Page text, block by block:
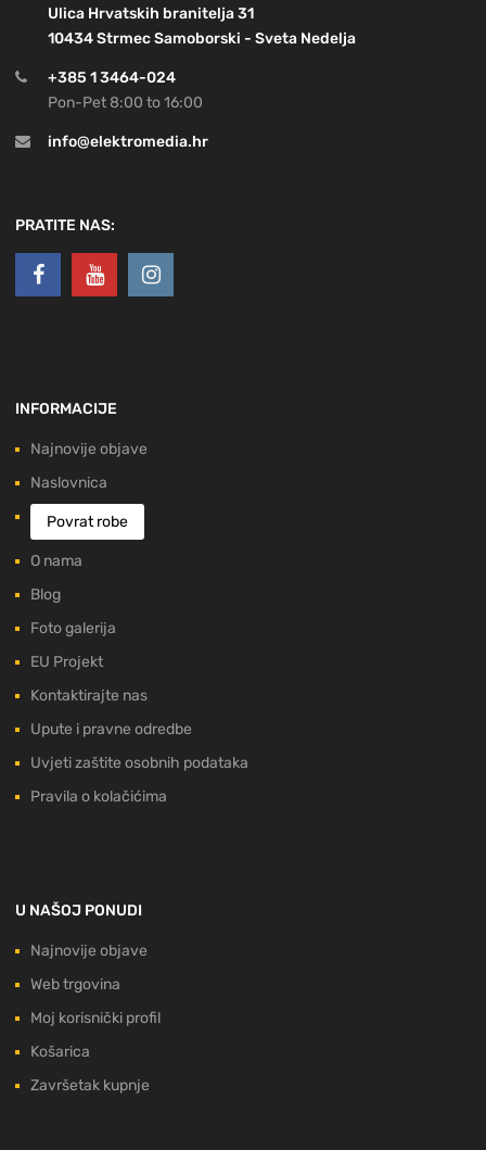
Ulica Hrvatskih branitelja 31
10434 Strmec Samoborski - Sveta Nedelja
+385 1 3464-024
Pon-Pet 8:00 to 16:00
info@elektromedia.hr
PRATITE NAS:
INFORMACIJE
Najnovije objave
Naslovnica
Povrat robe
O nama
Blog
Foto galerija
EU Projekt
Kontaktirajte nas
Upute i pravne odredbe
Uvjeti zaštite osobnih podataka
Pravila o kolačićima
U NAŠOJ PONUDI
Najnovije objave
Web trgovina
Moj korisnički profil
Košarica
Završetak kupnje